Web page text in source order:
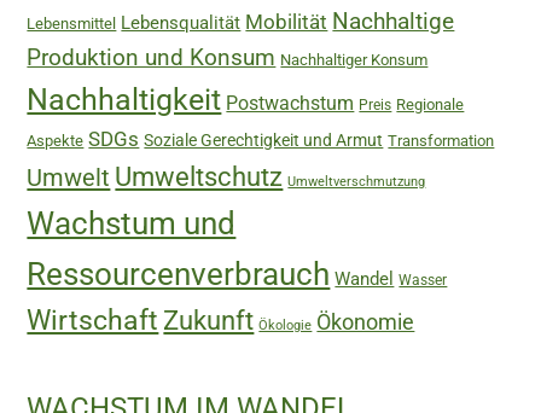
Lebensmittel Lebensqualität Mobilität Nachhaltige
Produktion und Konsum Nachhaltiger Konsum
Nachhaltigkeit Postwachstum Preis Regionale
Aspekte SDGs Soziale Gerechtigkeit und Armut Transformation
Umwelt Umweltschutz Umweltverschmutzung
Wachstum und
Ressourcenverbrauch Wandel Wasser
Wirtschaft Zukunft Ökologie Ökonomie